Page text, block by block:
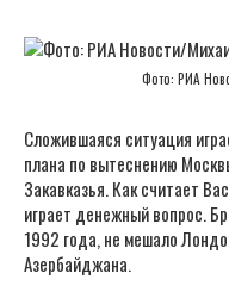
Фото: РИА
Сложившаяся ситуация
плана по вытеснению
Закавказья. Как считает
играет денежный вопрос.
1992 года, не мешало
Азербайджана.